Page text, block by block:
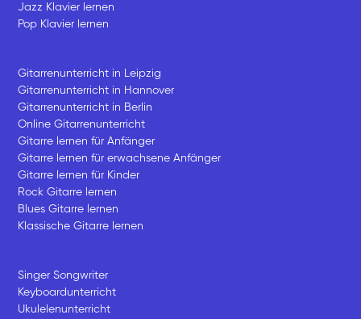
Jazz Klavier lernen
Pop Klavier lernen
Gitarrenunterricht in Leipzig
Gitarrenunterricht in Hannover
Gitarrenunterricht in Berlin
Online Gitarrenunterricht
Gitarre lernen für Anfänger
Gitarre lernen für erwachsene Anfänger
Gitarre lernen für Kinder
Rock Gitarre lernen
Blues Gitarre lernen
Klassische Gitarre lernen
Singer Songwriter
Keyboardunterricht
Ukulelenunterricht